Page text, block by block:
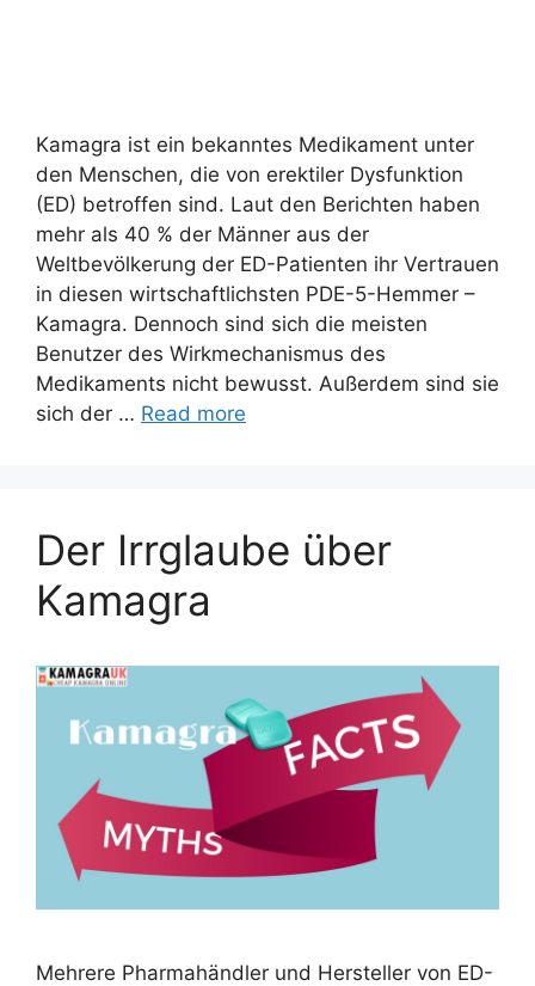
Kamagra ist ein bekanntes Medikament unter
den Menschen, die von erektiler Dysfunktion
(ED) betroffen sind. Laut den Berichten haben
mehr als 40 % der Männer aus der
Weltbevölkerung der ED-Patienten ihr Vertrauen
in diesen wirtschaftlichsten PDE-5-Hemmer –
Kamagra. Dennoch sind sich die meisten
Benutzer des Wirkmechanismus des
Medikaments nicht bewusst. Außerdem sind sie
sich der … Read more
Der Irrglaube über
Kamagra
Mehrere Pharmahändler und Hersteller von ED-